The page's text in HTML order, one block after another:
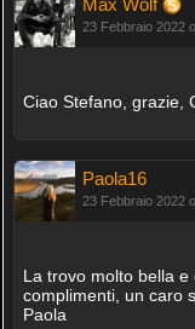
Max Wolf
23 Febbraio 2022
Ciao Stefano, grazie,
Paola16
23 Febbraio 2022
La trovo molto bella e
complimenti, un caro
Paola